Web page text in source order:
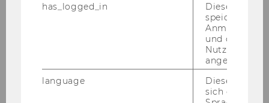
has_logged_in
Dieses Cookie
speichert
und ob sich
Nutzer*in
angemeldet
language
Dieses
sich die